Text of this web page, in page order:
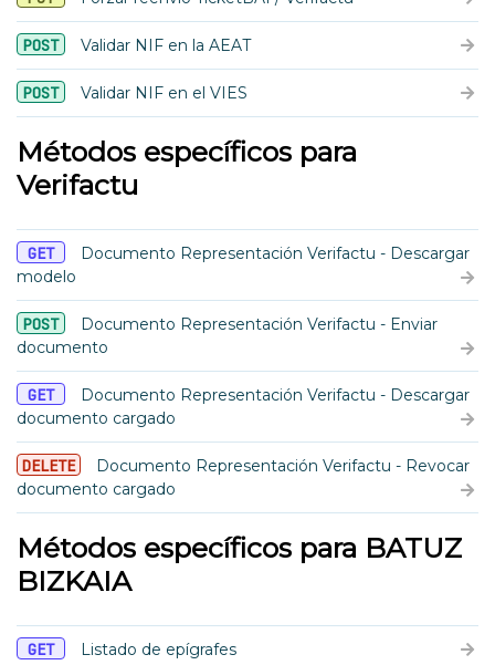
POST Validar NIF en la AEAT
POST Validar NIF en el VIES
Métodos específicos para
Verifactu
GET
Documento Representación Verifactu - Descargar
modelo
POST
Documento Representación Verifactu - Enviar
documento
GET
Documento Representación Verifactu - Descargar
documento cargado
DELETE
Documento Representación Verifactu - Revocar
documento cargado
Métodos específicos para BATUZ
BIZKAIA
GET Listado de epígrafes